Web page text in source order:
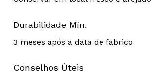
Durabilidade Mín.
3 meses após a data de fabrico
Conselhos Úteis